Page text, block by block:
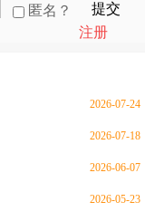
匿名？
提交
注册
2026-07-24
2026-07-18
2026-06-07
2026-05-23